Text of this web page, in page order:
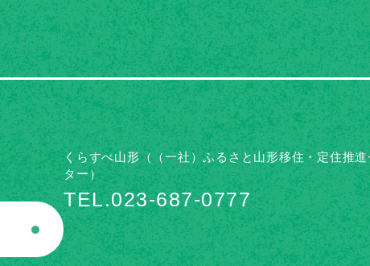
くらすべ山形（（一社）ふるさと山形移住・定住推進
ター）
TEL.023-687-0777